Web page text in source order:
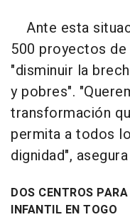
Ante esta
500 proyectos
"disminuir la
y pobres".
transformación
permita a todos
dignidad",
DOS CENTROS
INFANTIL EN TOGO